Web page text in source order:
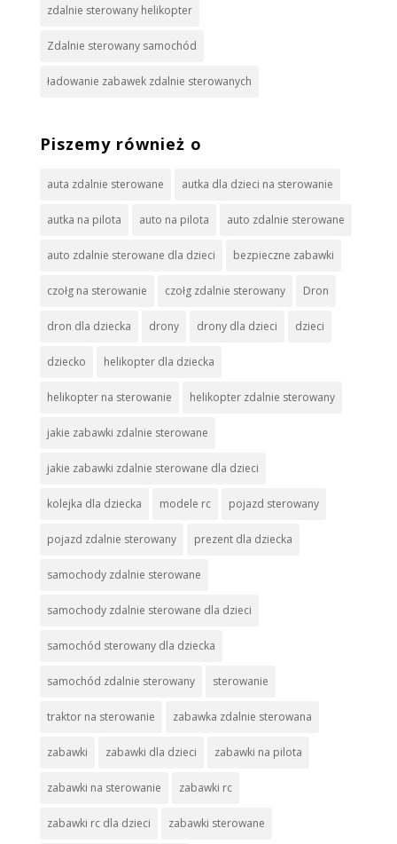
zdalnie sterowany helikopter
Zdalnie sterowany samochód
ładowanie zabawek zdalnie sterowanych
Piszemy również o
auta zdalnie sterowane autka dla dzieci na sterowanie
autka na pilota auto na pilota auto zdalnie sterowane
auto zdalnie sterowane dla dzieci bezpieczne zabawki
czołg na sterowanie czołg zdalnie sterowany Dron
dron dla dziecka drony drony dla dzieci dzieci
dziecko helikopter dla dziecka
helikopter na sterowanie helikopter zdalnie sterowany
jakie zabawki zdalnie sterowane
jakie zabawki zdalnie sterowane dla dzieci
kolejka dla dziecka modele rc pojazd sterowany
pojazd zdalnie sterowany prezent dla dziecka
samochody zdalnie sterowane
samochody zdalnie sterowane dla dzieci
samochód sterowany dla dziecka
samochód zdalnie sterowany sterowanie
traktor na sterowanie zabawka zdalnie sterowana
zabawki zabawki dla dzieci zabawki na pilota
zabawki na sterowanie zabawki rc
zabawki rc dla dzieci zabawki sterowane